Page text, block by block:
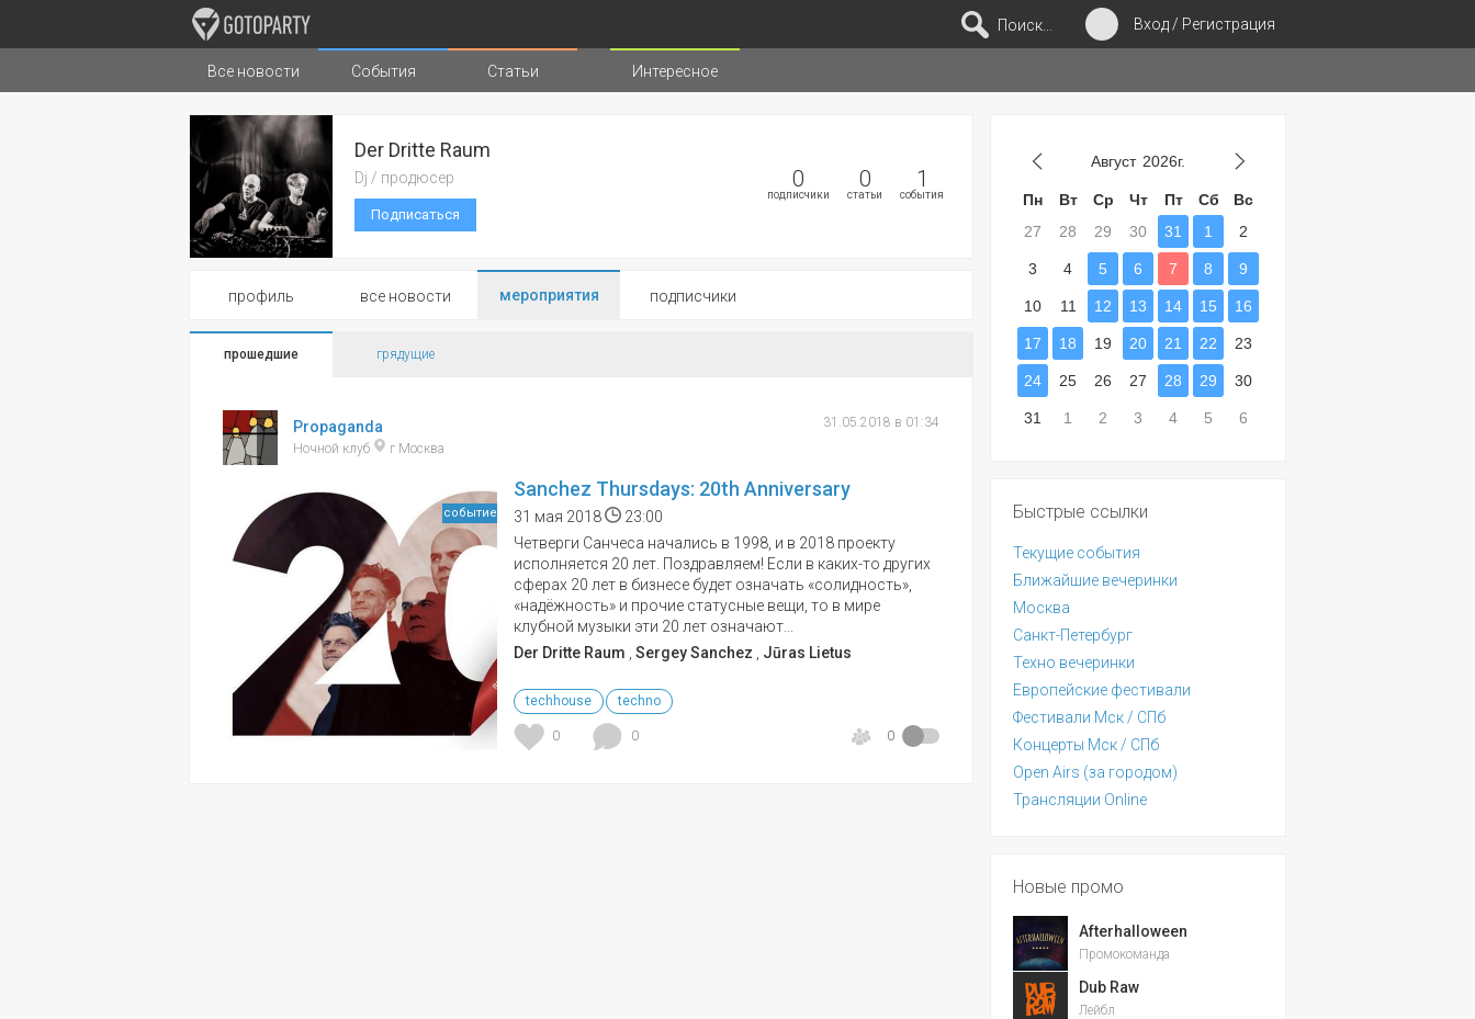
Вход / Регистрация
Поиск...
Города Музыка Типы страниц
Все новости События Статьи Интересное
0
подписчики
0
статьи
1
события
Der Dritte Raum
Dj / продюсер
Подписаться
профиль все новости мероприятия подписчики
прошедшие грядущие
31.05.2018 в 01:34
Propaganda
Ночной клуб г Москва
событие
Sanchez Thursdays: 20th Anniversary
31 мая 2018
23:00
Четверги Санчеса начались в 1998, и в 2018 проекту
исполняется 20 лет. Поздравляем! Если в каких-то других
сферах 20 лет в бизнесе будет означать «солидность»,
«надёжность» и прочие статусные вещи, то в мире
клубной музыки эти 20 лет означают...
Der Dritte Raum
Sergey Sanchez Jūras Lietus
techhouse techno
0 0 0
Август 2026г.
Пн Вт Ср Чт Пт Сб
Вс
27
28 29 30 31 1 2
3 4 5 6 7 8 9
10 11 12 13 14 15 16
17 18 19 20 21 22 23
24 25 26 27 28 29 30
31 1 2 3 4 5 6
Быстрые ссылки
Текущие события
Ближайшие вечеринки
Москва
Санкт-Петербург
Техно вечеринки
Европейские фестивали
Фестивали Мск / СПб
Концерты Мск / СПб
Open Airs (за городом)
Трансляции Online
Новые промо
Afterhalloween
Промокоманда
Dub Raw
Лейбл